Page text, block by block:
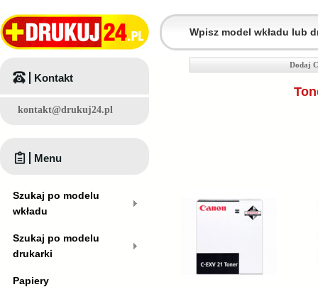
Dodaj
Kontakt
kontakt@drukuj24.pl
Menu
Szukaj po modelu
wkładu
Szukaj po modelu
drukarki
Papiery